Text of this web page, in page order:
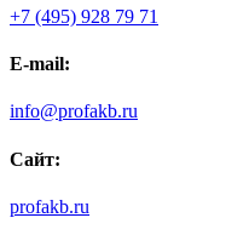
+7 (495) 928 79 71
E-mail:
info@profakb.ru
Сайт:
profakb.ru